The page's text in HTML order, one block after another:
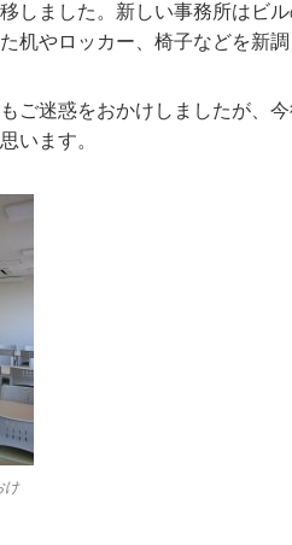
しました。新しい事務所はビ
机やロッカー、椅子などを新調
ご迷惑をおかけしましたが、
います。
け